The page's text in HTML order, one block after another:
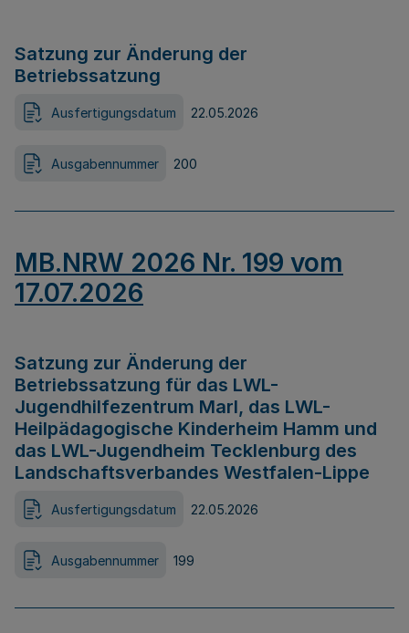
Satzung zur Änderung der
Betriebssatzung
Ausfertigungsdatum 22.05.2026
Ausgabennummer 200
MB.NRW 2026 Nr. 199 vom
17.07.2026
Satzung zur Änderung der
Betriebssatzung für das LWL-
Jugendhilfezentrum Marl, das LWL-
Heilpädagogische Kinderheim Hamm und
das LWL-Jugendheim Tecklenburg des
Landschaftsverbandes Westfalen-Lippe
Ausfertigungsdatum 22.05.2026
Ausgabennummer 199